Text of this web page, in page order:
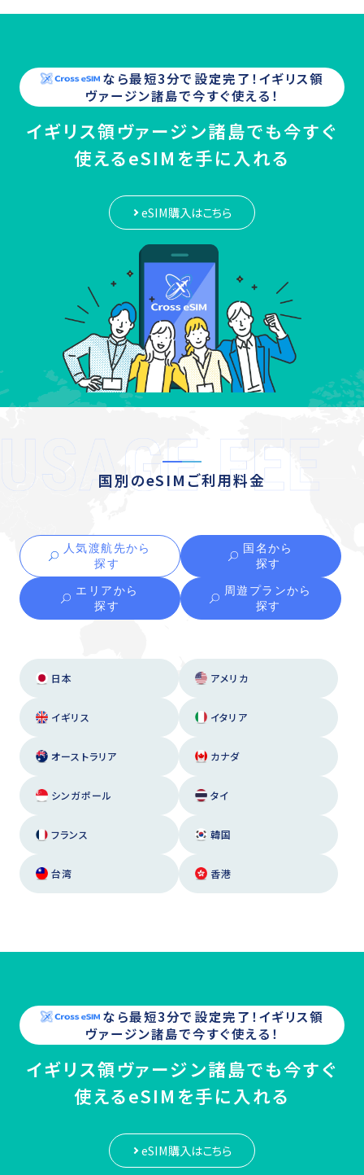
なら最短3分で設定完了！イギリス領
ヴァージン諸島で今すぐ使える！
イギリス領ヴァージン諸島でも今すぐ
使えるeSIMを手に入れる
eSIM購入はこちら
国別のeSIMご利用料金
人気渡航先から
探す
国名から
探す
エリアから
探す
周遊プランから
探す
日本 アメリカ
イギリス イタリア
オーストラリア カナダ
シンガポール タイ
フランス 韓国
台湾 香港
なら最短3分で設定完了！イギリス領
ヴァージン諸島で今すぐ使える！
イギリス領ヴァージン諸島でも今すぐ
使えるeSIMを手に入れる
eSIM購入はこちら